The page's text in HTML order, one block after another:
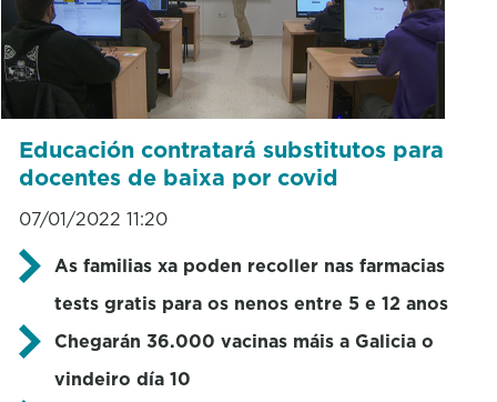
Educación contratará substitutos para
docentes de baixa por covid
07/01/2022 11:20
As familias xa poden recoller nas farmacias
tests gratis para os nenos entre 5 e 12 anos
Chegarán 36.000 vacinas máis a Galicia o
vindeiro día 10